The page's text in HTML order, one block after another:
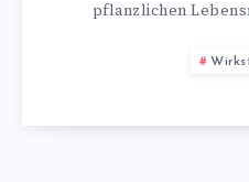
pflanzlichen